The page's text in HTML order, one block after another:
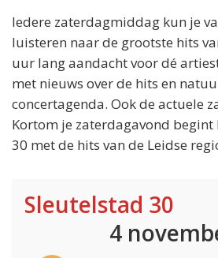
Iedere zaterdagmiddag kun je
luisteren naar de grootste hits
uur lang aandacht voor dé
met nieuws over de hits en
concertagenda. Ook de actuele
Kortom je zaterdagavond begint
30 met de hits van de Leidse
Sleutelstad 30
4